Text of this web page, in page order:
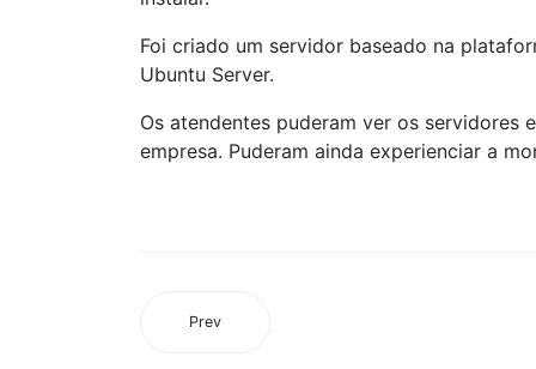
Foi criado um servidor baseado na
Ubuntu Server.
Os atendentes puderam ver os servidores
empresa. Puderam ainda experienciar a
Prev